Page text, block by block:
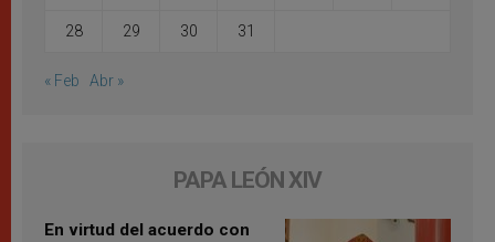
28 29 30 31
« Feb Abr »
PAPA LEÓN XIV
En virtud del acuerdo con